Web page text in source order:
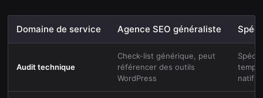
Domaine de service Agence SEO généraliste
Audit technique
Check-list générique, peut
référencer des outils
WordPress
natifs,